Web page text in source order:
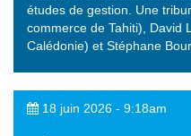
études de gestion. Une
commerce de Tahiti), David
Calédonie) et Stéphane
18 juin 2026 - 9:18am